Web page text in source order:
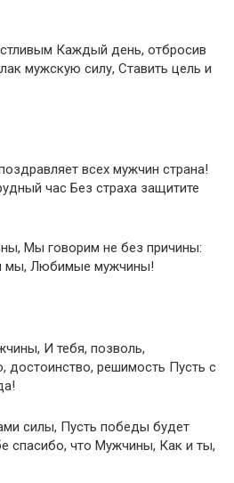
Каждый день, отбросив
мужскую силу, Ставить цель и
всех мужчин страна!
час Без страха защитите
Мы говорим не без причины:
мы, Любимые мужчины!
И тебя, позволь,
достоинство, решимость Пусть с
силы, Пусть победы будет
спасибо, что Мужчины, Как и ты,